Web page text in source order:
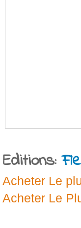
Editions:
Acheter Le
Acheter Le